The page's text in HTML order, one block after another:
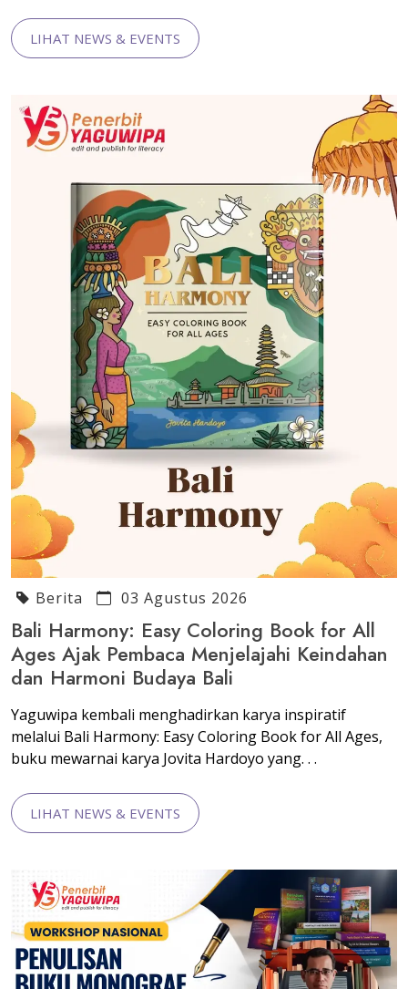
LIHAT NEWS & EVENTS
Berita 03 Agustus 2026
Bali Harmony: Easy Coloring Book for All
Ages Ajak Pembaca Menjelajahi Keindahan
dan Harmoni Budaya Bali
Yaguwipa kembali menghadirkan karya inspiratif
melalui Bali Harmony: Easy Coloring Book for All Ages,
buku mewarnai karya Jovita Hardoyo yang. . .
LIHAT NEWS & EVENTS